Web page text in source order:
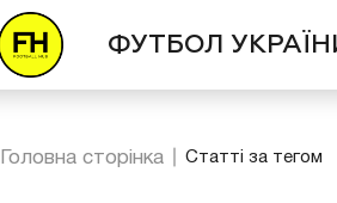
ФУТБОЛ
Головна сторінка Статті за тегом